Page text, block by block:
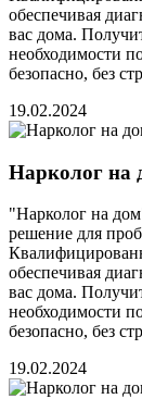
обеспечивая
вас дома.
необходимости
безопасно, без
19.02.2024
Нарколог на
"Нарколог на
решение для
обеспечивая
вас дома.
необходимости
безопасно, без
19.02.2024